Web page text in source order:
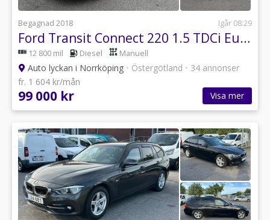
Begagnad 2018 Igår 08:29
Ford Transit Connect 220 1.5 TDCi Euro 6
12 800 mil Diesel Manuell
Auto lyckan i Norrköping • Östergötland • 34 annonser
fr. 1 604 kr/mån
99 000 kr Visa mer